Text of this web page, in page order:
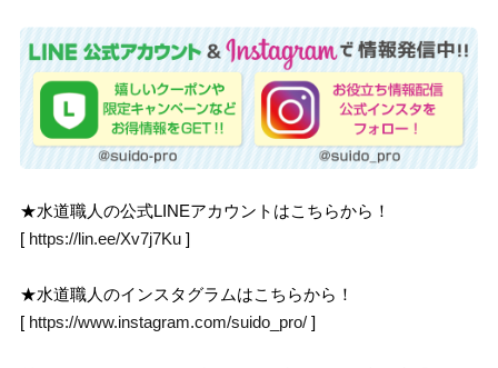
★水道職人の公式LINEアカウントはこちらから！
[ https://lin.ee/Xv7j7Ku ]
★水道職人のインスタグラムはこちらから！
[ https://www.instagram.com/suido_pro/ ]